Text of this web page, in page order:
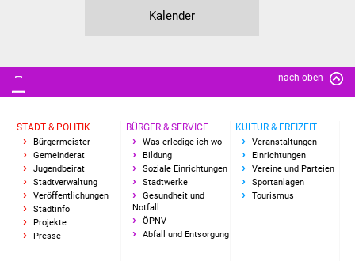
Schwäbischer Albtrauf
Route der
Industriekultur
Kalender
nach oben
STADT & POLITIK
Bürgermeister
Gemeinderat
Jugendbeirat
Stadtverwaltung
Veröffentlichungen
Stadtinfo
Projekte
Presse
BÜRGER & SERVICE
Was erledige ich wo
Bildung
Soziale Einrichtungen
Stadtwerke
Gesundheit und
Notfall
ÖPNV
Abfall und Entsorgung
KULTUR & FREIZEIT
Veranstaltungen
Einrichtungen
Vereine und Parteien
Sportanlagen
Tourismus